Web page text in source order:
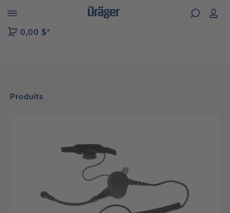
to B2B platform navigation
0,00 $*
Produits